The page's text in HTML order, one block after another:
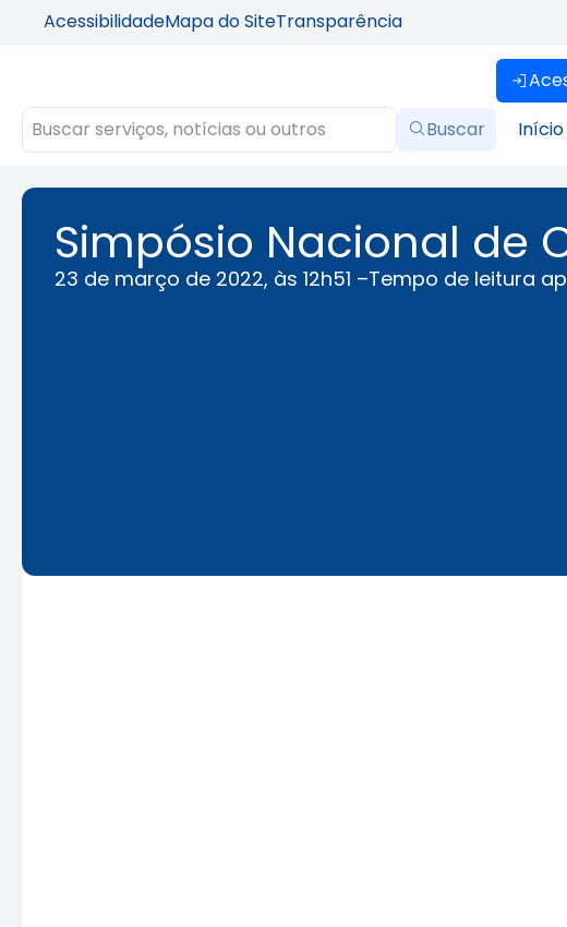
AcessibilidadeMapa do SiteTransparência
Buscar
Início
Simpósio Nacional de
23 de março de 2022, às 12h51 –Tempo de leitura